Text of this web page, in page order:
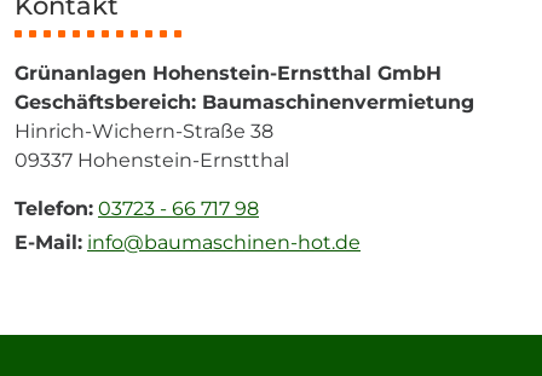
Zum Schutz Ihrer Daten wird die Karte erst
nach Ihrem Klick geladen. Mit dem Laden
der Karte werden Daten an Google
übermittelt.
Karte laden
Alternativ können Sie die Karte auch direkt bei
Google Mapsöffnen.
Grünanlagen Hohenstein-Ernstthal GmbH
Geschäftsbereich: Baumaschinenvermietung
Hinrich-Wichern-Straße 38
09337 Hohenstein-Ernstthal
Telefon: 03723 - 66 717 98
E-Mail: info@baumaschinen-hot.de